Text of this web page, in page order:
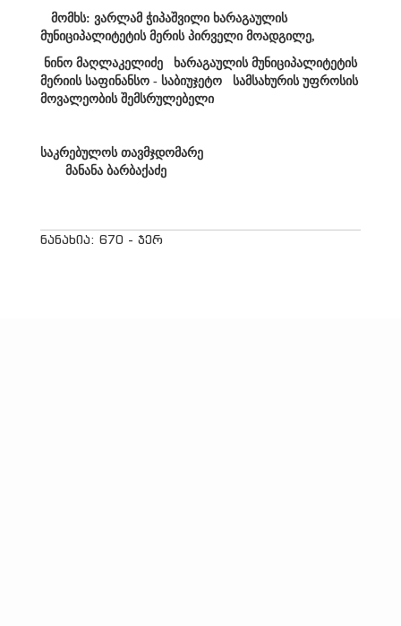
მომხს: ვარლამ ჭიპაშვილი ხარაგაულის
მუნიციპალიტეტის მერის პირველი მოადგილე,
ნინო მაღლაკელიძე ხარაგაულის მუნიციპალიტეტის
მერიის საფინანსო - საბიუჯეტო სამსახურის უფროსის
მოვალეობის შემსრულებელი
საკრებულოს თავმჯდომარე
მანანა ბარბაქაძე
ნანახია: 670 - ჯერ